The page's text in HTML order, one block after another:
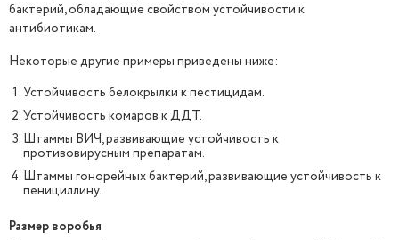
бактерий, обладающие свойством устойчивости к
антибиотикам.
Некоторые другие примеры приведены ниже:
Устойчивость белокрылки к пестицидам.
Устойчивость комаров к ДДТ.
Штаммы ВИЧ, развивающие устойчивость к
противовирусным препаратам.
Штаммы гонорейных бактерий, развивающие устойчивость к
пенициллину.
Размер воробья